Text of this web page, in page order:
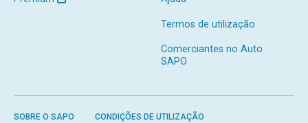
Termos de utilização
Comerciantes no Auto
SAPO
SOBRE O SAPO CONDIÇÕES DE UTILIZAÇÃO